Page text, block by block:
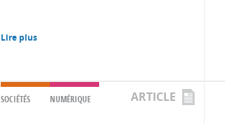
Lire plus
SOCIÉTÉS NUMÉRIQUE ARTICLE